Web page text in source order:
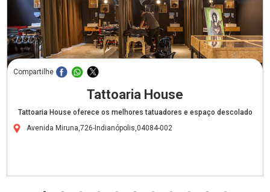
Compartilhe
Tattoaria House
Tattoaria House oferece os melhores tatuadores e espaço descolado
Avenida Miruna,726-Indianópolis,04084-002